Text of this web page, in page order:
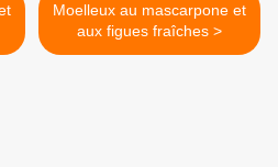
Moelleux au mascarpone et
aux figues fraîches >